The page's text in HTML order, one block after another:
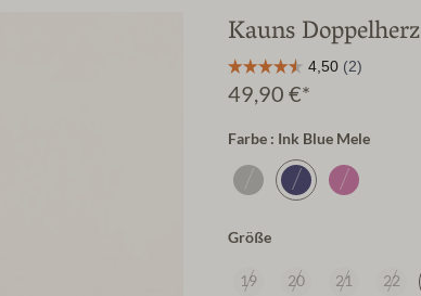
Kauns Doppelherz
49,90 €*
Farbe : Ink Blue Mele
Größe
19 20 21 22